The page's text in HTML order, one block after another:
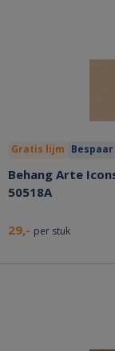
Gratis lijm
Behang Arte
50518A
29,- per stuk